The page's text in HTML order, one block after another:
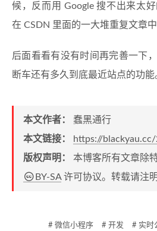
候，反而用 Google 搜不出来太
在 CSDN 里面的一大堆重复文章
后面看看有没有时间再完善一下
断车还有多久到底最近站点的功能
本文作者： 蠢黑通行
本文链接：
https://blackyau.cc/
版权声明： 本博客所有文章除
BY-SA许可协议。转载请注明
# 微信小程序 # 开发 # 实时